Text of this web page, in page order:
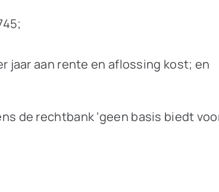
jaar aan rente en aflossing kost; en
de rechtbank ‘geen basis biedt